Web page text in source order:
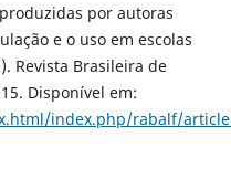
produzidas por autoras
e o uso em escolas
Revista Brasileira de
Disponível em:
index.php/rabalf/